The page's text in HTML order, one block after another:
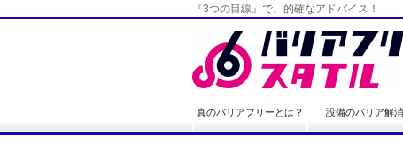
『3つの目線』で、的確なアドバイス！
真のバリアフリーとは？ 設備のバリア解消